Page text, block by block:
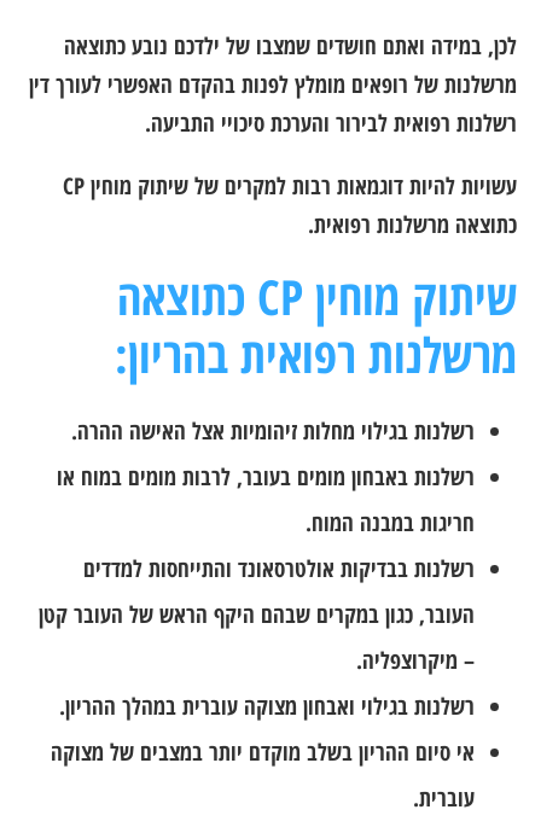
לכן, במידה ואתם חושדים שמצבו של ילדכם נובע כתוצאה
מרשלנות של רופאים מומלץ לפנות בהקדם האפשרי לעורך דין
רשלנות רפואית לבירור והערכת סיכויי התביעה.
עשויות להיות דוגמאות רבות למקרים של שיתוק מוחין CP
כתוצאה מרשלנות רפואית.
שיתוק מוחין CP כתוצאה
מרשלנות רפואית בהריון:
רשלנות בגילוי מחלות זיהומיות אצל האישה ההרה.
רשלנות באבחון מומים בעובר, לרבות מומים במוח או
חריגות במבנה המוח.
רשלנות בבדיקות אולטרסאונד והתייחסות למדדים
העובר, כגון במקרים שבהם היקף הראש של העובר קטן
– מיקרוצפליה.
רשלנות בגילוי ואבחון מצוקה עוברית במהלך ההריון.
אי סיום ההריון בשלב מוקדם יותר במצבים של מצוקה
עוברית.